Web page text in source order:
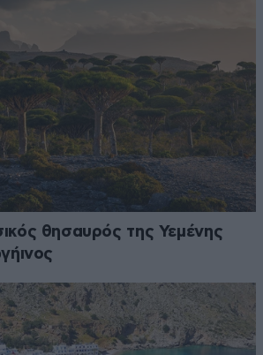
θησαυρός της Υεμένης